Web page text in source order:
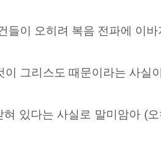
들이 오히려 복음 전파에 이
이 그리스도 때문이라는 사실
있다는 사실로 말미암아 (